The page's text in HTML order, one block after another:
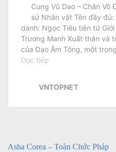
Asha Corea – Toàn Chức Pháp